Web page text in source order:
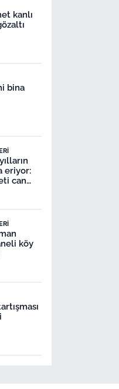
kanlı
bina
eriyor:
can
köy